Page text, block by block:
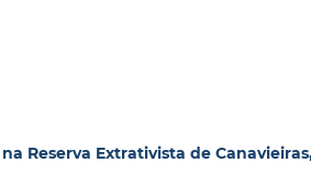
Reserva Extrativista de